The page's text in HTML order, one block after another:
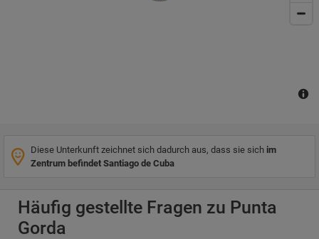
Diese Unterkunft zeichnet sich dadurch aus, dass sie sich im
Zentrum befindet Santiago de Cuba
Häufig gestellte Fragen zu Punta
Gorda